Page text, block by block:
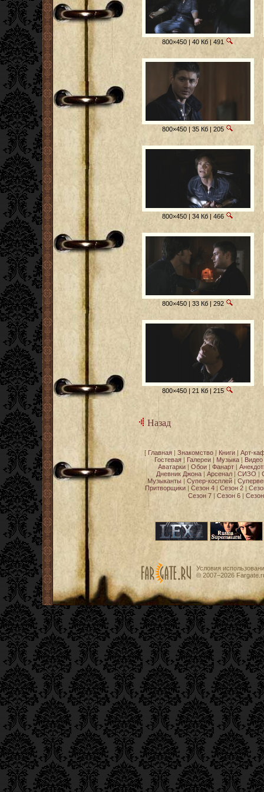
800×450 | 40 Кб | 491
800×450 | 35 Кб | 205
800×450 | 34 Кб | 466
800×450 | 33 Кб | 292
800×450 | 21 Кб | 215
Назад
[ Главная| Знакомство| Книги| Арт-
Гостевая | Галереи | Музыка | Видео
Аватарки | Обои | Фанарт |
Дневник Джона| Арсенал| СИЗО |
Музыканты | Супер-косплей |
Притворщики | Сезон 4 | Сезон 2 |
Сезон 7| Сезон 6|
Условия
© 2007−2026